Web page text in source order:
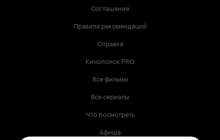
Соглашение
Правила рекомендаций
Справка
Кинопоиск PRO
Все фильмы
Все сериалы
Что посмотреть
Афиша